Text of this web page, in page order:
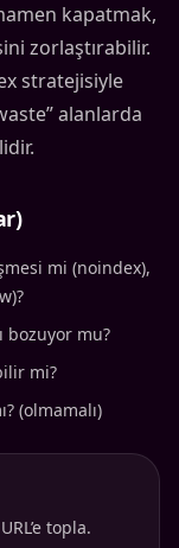
kapatmak,
zorlaştırabilir.
stratejisiyle
alanlarda
mi (noindex),
bozuyor mu?
mi?
(olmamalı)
topla.